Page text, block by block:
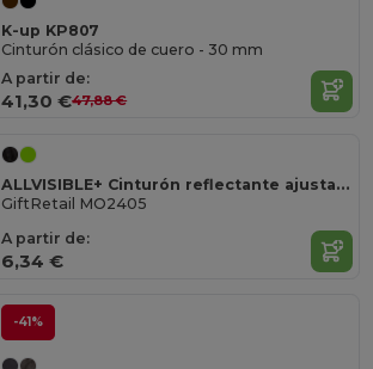
K-up KP807
Cinturón clásico de cuero - 30 mm
A partir de:
41,30 €47,88 €
ALLVISIBLE+ Cinturón reflectante ajustable
GiftRetail MO2405
A partir de:
6,34 €
-41%